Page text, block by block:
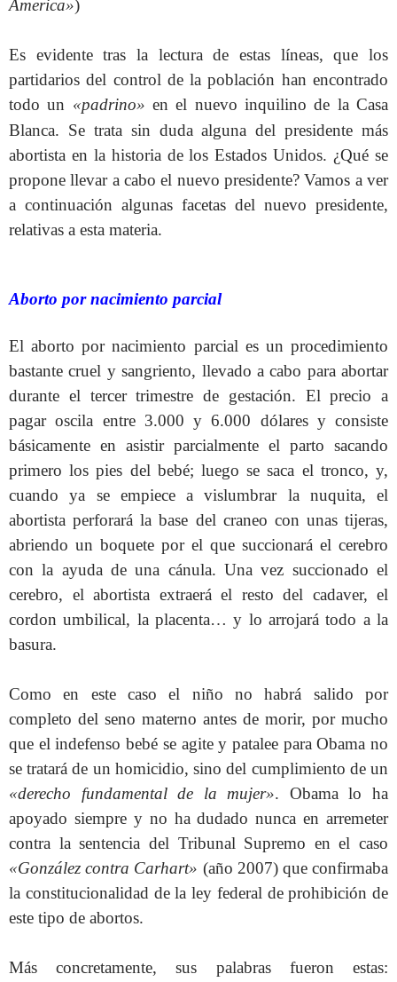
America»)
Es evidente tras la lectura de estas líneas, que los
partidarios del control de la población han encontrado
todo un «padrino» en el nuevo inquilino de la Casa
Blanca. Se trata sin duda alguna del presidente más
abortista en la historia de los Estados Unidos. ¿Qué se
propone llevar a cabo el nuevo presidente? Vamos a ver
a continuación algunas facetas del nuevo presidente,
relativas a esta materia.
Aborto por nacimiento parcial
El aborto por nacimiento parcial es un procedimiento
bastante cruel y sangriento, llevado a cabo para abortar
durante el tercer trimestre de gestación. El precio a
pagar oscila entre 3.000 y 6.000 dólares y consiste
básicamente en asistir parcialmente el parto sacando
primero los pies del bebé; luego se saca el tronco, y,
cuando ya se empiece a vislumbrar la nuquita, el
abortista perforará la base del craneo con unas tijeras,
abriendo un boquete por el que succionará el cerebro
con la ayuda de una cánula. Una vez succionado el
cerebro, el abortista extraerá el resto del cadaver, el
cordon umbilical, la placenta… y lo arrojará todo a la
basura.
Como en este caso el niño no habrá salido por
completo del seno materno antes de morir, por mucho
que el indefenso bebé se agite y patalee para Obama no
se tratará de un homicidio, sino del cumplimiento de un
«derecho fundamental de la mujer». Obama lo ha
apoyado siempre y no ha dudado nunca en arremeter
contra la sentencia del Tribunal Supremo en el caso
«González contra Carhart» (año 2007) que confirmaba
la constitucionalidad de la ley federal de prohibición de
este tipo de abortos.
Más concretamente, sus palabras fueron estas: